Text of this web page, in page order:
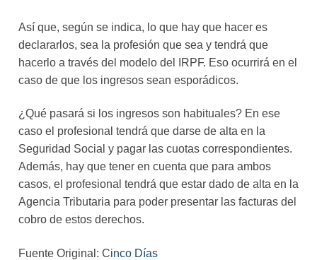
Así que, según se indica, lo que hay que hacer es
declararlos, sea la profesión que sea y tendrá que
hacerlo a través del modelo del IRPF. Eso ocurrirá en el
caso de que los ingresos sean esporádicos.
¿Qué pasará si los ingresos son habituales? En ese
caso el profesional tendrá que darse de alta en la
Seguridad Social y pagar las cuotas correspondientes.
Además, hay que tener en cuenta que para ambos
casos, el profesional tendrá que estar dado de alta en la
Agencia Tributaria para poder presentar las facturas del
cobro de estos derechos.
Fuente Original: Cinco Días